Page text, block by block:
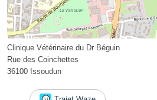
Clinique Vétérinaire du Dr Béguin
Rue des Coinchettes
36100 Issoudun